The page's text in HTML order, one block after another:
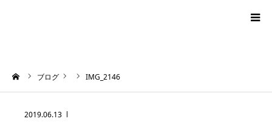
ブログ IMG_2146
2019.06.13
プロフィール